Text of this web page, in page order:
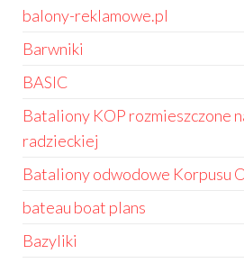
balony-reklamowe.pl
Barwniki
BASIC
Bataliony KOP rozmieszczone
radzieckiej
Bataliony odwodowe Korpusu
bateau boat plans
Bazyliki